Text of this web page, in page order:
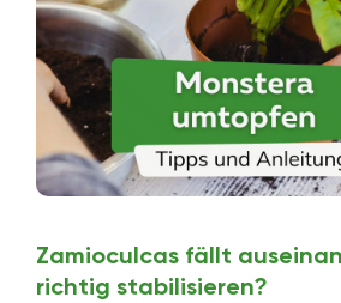
Zamioculcas fällt
richtig stabilisieren?